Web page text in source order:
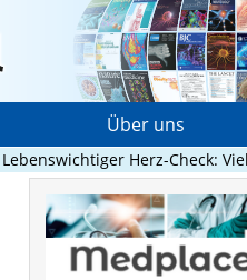
Über uns
Herz-Check: